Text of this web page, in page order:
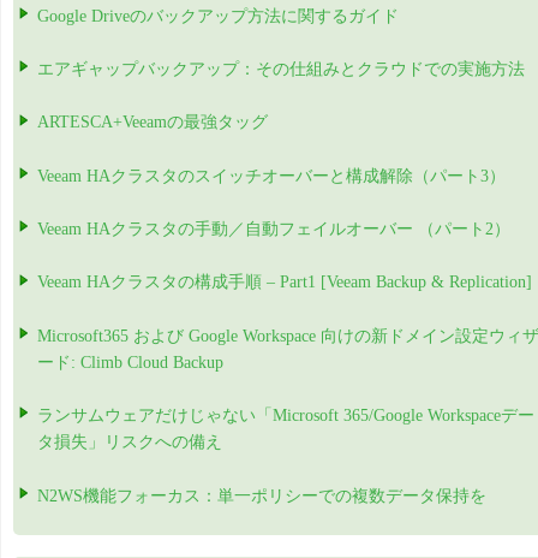
Google Driveのバックアップ方法に関するガイド
エアギャップバックアップ：その仕組みとクラウドでの実施方法
ARTESCA+Veeamの最強タッグ
Veeam HAクラスタのスイッチオーバーと構成解除（パート3）
Veeam HAクラスタの手動／自動フェイルオーバー （パート2）
Veeam HAクラスタの構成手順 – Part1 [Veeam Backup & Replication]
Microsoft365 および Google Workspace 向けの新ドメイン設定ウィザ
ード: Climb Cloud Backup
ランサムウェアだけじゃない「Microsoft 365/Google Workspaceデー
タ損失」リスクへの備え
N2WS機能フォーカス：単一ポリシーでの複数データ保持を